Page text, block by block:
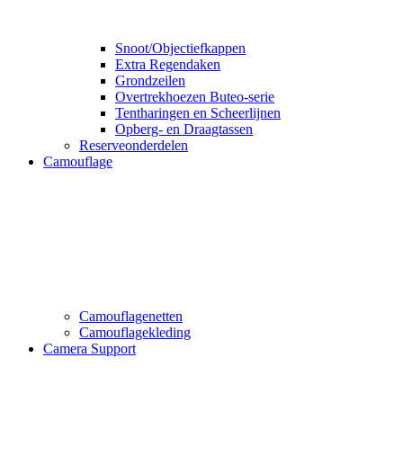
Snoot/Objectiefkappen
Extra Regendaken
Grondzeilen
Overtrekhoezen Buteo-serie
Tentharingen en Scheerlijnen
Opberg- en Draagtassen
Reserveonderdelen
Camouflage
Camouflagenetten
Camouflagekleding
Camera Support